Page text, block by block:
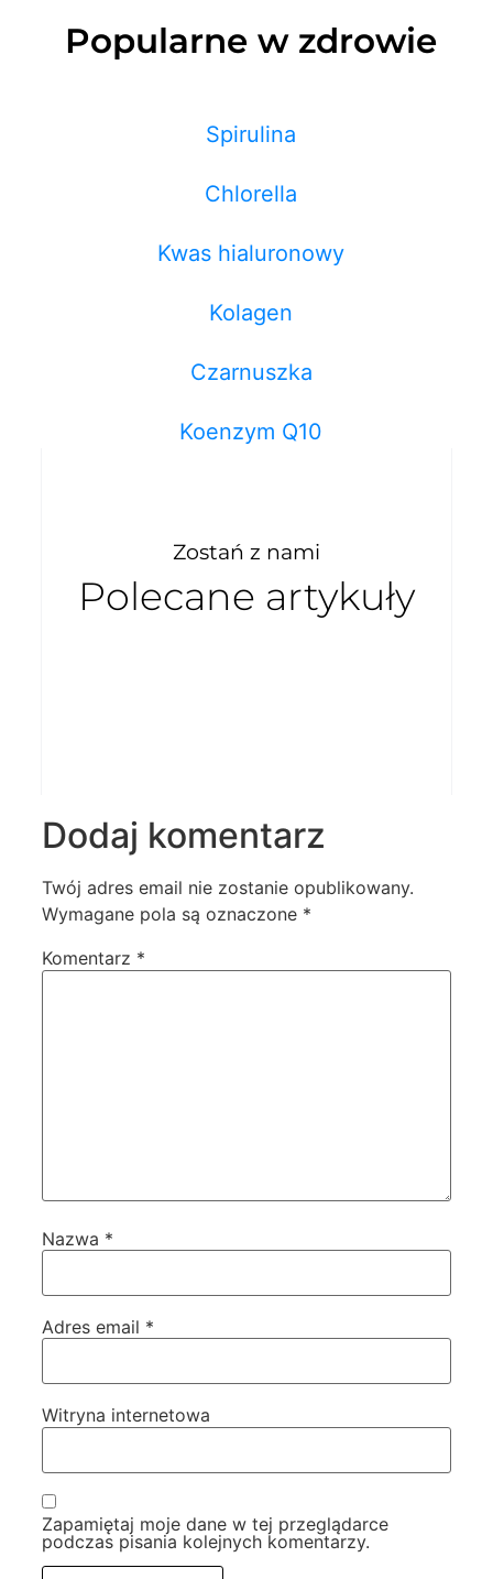
Popularne w zdrowie
Spirulina
Chlorella
Kwas hialuronowy
Kolagen
Czarnuszka
Koenzym Q10
Zostań z nami
Polecane artykuły
Dodaj komentarz
Twój adres email nie zostanie opublikowany.
Wymagane pola są oznaczone *
Komentarz *
Nazwa *
Adres email *
Witryna internetowa
Zapamiętaj moje dane w tej przeglądarce
podczas pisania kolejnych komentarzy.